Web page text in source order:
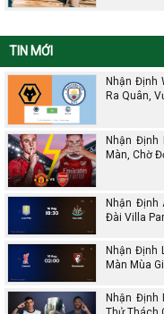
TIN MỚI
Nhận Định
Ra Quân,
Nhận Định
Màn, Chờ
Nhận Định
Đài Villa
Nhận Định
Màn Mùa
Nhận Định